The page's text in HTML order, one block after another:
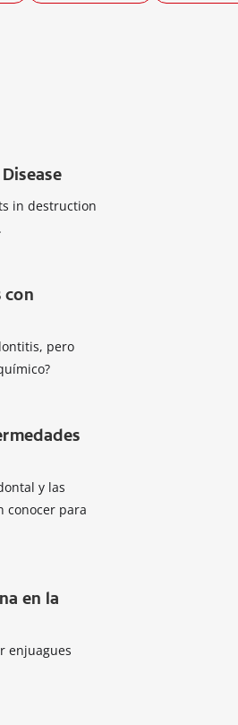
in destruction
con
pero
y las
conocer para
en la
enjuagues